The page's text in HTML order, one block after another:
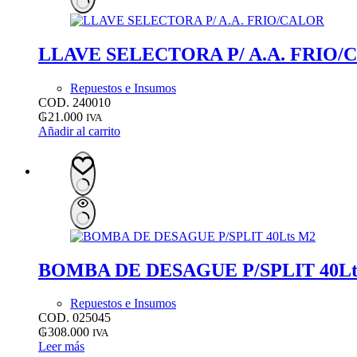
LLAVE SELECTORA P/ A.A. FRIO/
Repuestos e Insumos
COD. 240010
₲21.000 IVA
Añadir al carrito
BOMBA DE DESAGUE P/SPLIT
Repuestos e Insumos
COD. 025045
₲308.000 IVA
Leer más